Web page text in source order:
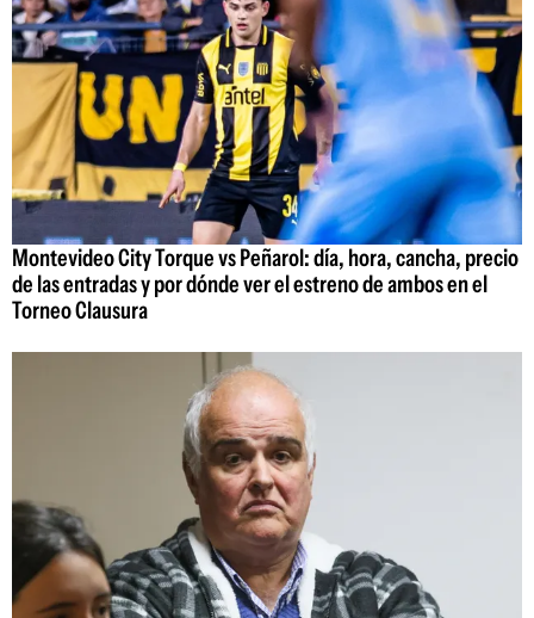
Montevideo City Torque vs Peñarol: día, hora, cancha, precio
de las entradas y por dónde ver el estreno de ambos en el
Torneo Clausura